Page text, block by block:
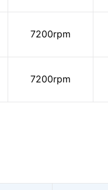
7200rpm
7200rpm